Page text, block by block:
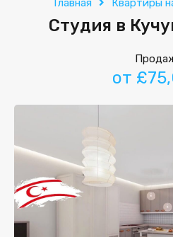
Главная Квартиры
Студия в
от